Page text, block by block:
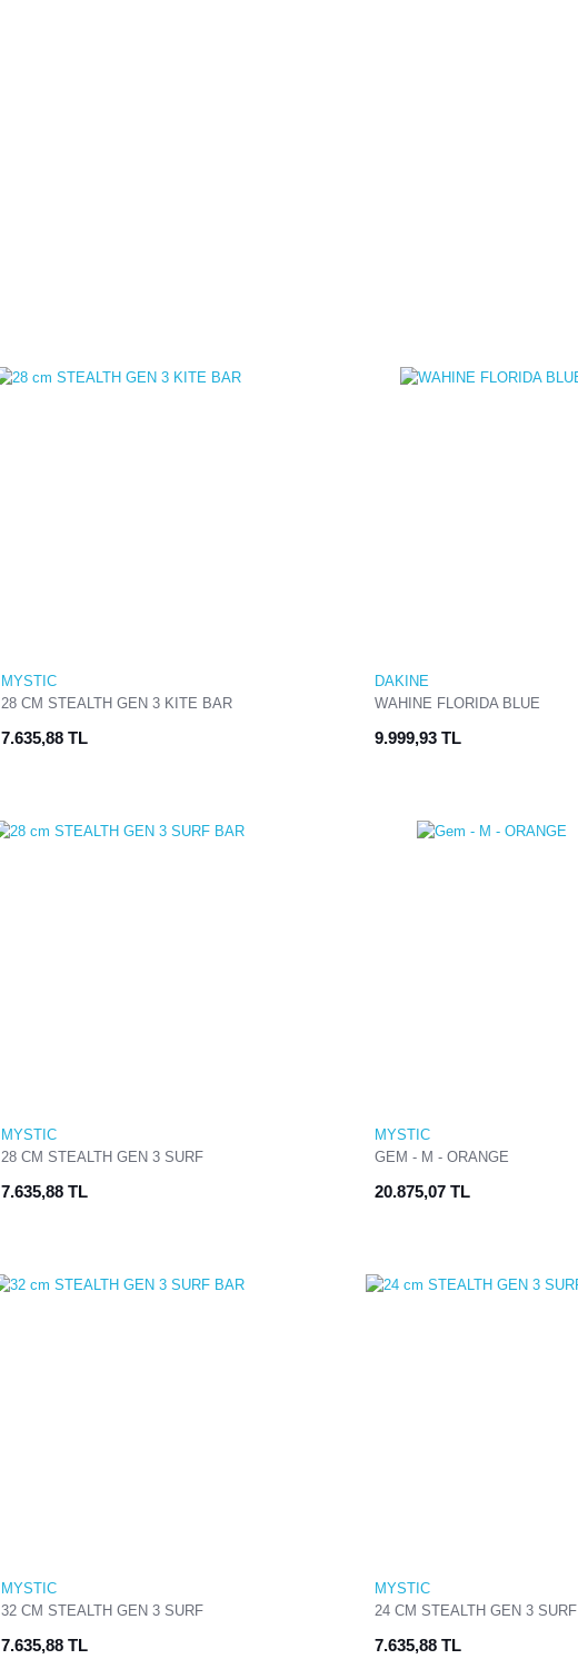
MYSTIC
28 CM STEALTH GEN 3 KITE BAR
7.635,88 TL
DAKINE
WAHINE FLORIDA BLUE
9.999,93 TL
MYSTIC
28 CM STEALTH GEN 3 SURF
7.635,88 TL
MYSTIC
GEM - M - ORANGE
20.875,07 TL
MYSTIC
32 CM STEALTH GEN 3 SURF
7.635,88 TL
MYSTIC
24 CM STEALTH GEN 3 SURF
7.635,88 TL